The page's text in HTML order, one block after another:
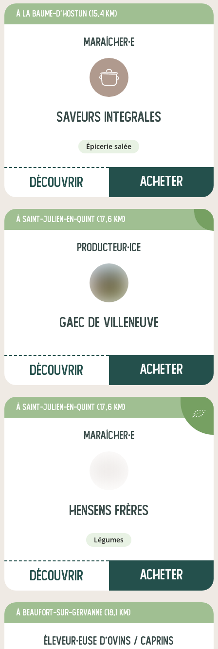
à La Baume-d'Hostun (15,4 km)
maraîcher·e
saveurs integrales
épicerie salée
Découvrir Acheter
à Saint-Julien-en-Quint (17,6 km)
producteur·ice
GAEC de Villeneuve
Découvrir Acheter
à Saint-Julien-en-Quint (17,6 km)
maraîcher·e
Hensens Frères
légumes
Découvrir Acheter
à Beaufort-sur-Gervanne (18,1 km)
éleveur·euse d'ovins / caprins